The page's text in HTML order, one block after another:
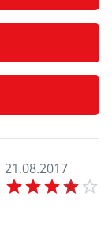
21.08.2017